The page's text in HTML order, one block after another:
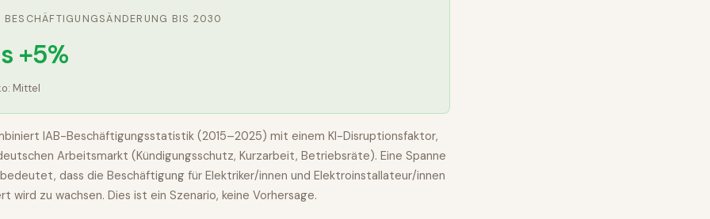
BESCHÄFTIGUNGSÄNDERUNG BIS 2030
+5%
Mittel
IAB-Beschäftigungsstatistik (2015–2025) mit einem KI-Disruptionsfaktor,
Arbeitsmarkt (Kündigungsschutz, Kurzarbeit, Betriebsräte). Eine Spanne
bedeutet, dass die Beschäftigung für Elektriker/innen und Elektroinstallateur/innen
wird zu wachsen. Dies ist ein Szenario, keine Vorhersage.